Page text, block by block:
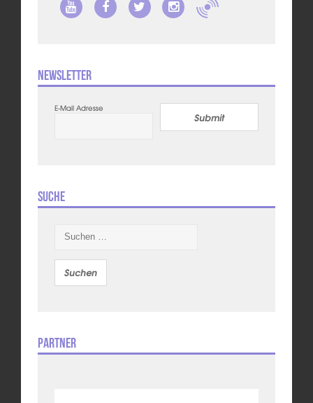
Newsletter
E-Mail Adresse
Submit
Suche
nach:
Partner